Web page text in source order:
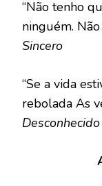
“Não tenho
ninguém.
Sincero
“Se a vida
rebolada As
Desconhecido